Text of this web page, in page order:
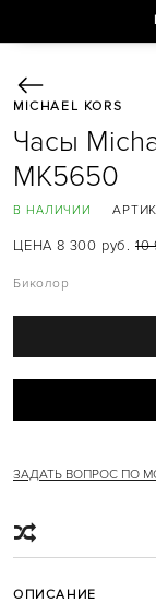
MICHAEL KORS
Часы
MK5650
В НАЛИЧИИ
ЦЕНА 8 300 руб. 10
Биколор
ЗАДАТЬ ВОПРОС ПО
ОПИСАНИЕ
AVA
AVRIL
BEDFORD
CAMILLE
CECE
HALLY
JESSIE
PARKER